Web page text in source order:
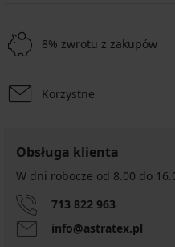
Tekstylne
ramiączka
18
mm
Night
22,99
Tekstylne
ramiączka
14
mm
Night
17,99
8% zwrotu z zakupów
Korzystne
Obsługa klienta
W dni robocze od 8.00 do
713 822 963
info@astratex.pl